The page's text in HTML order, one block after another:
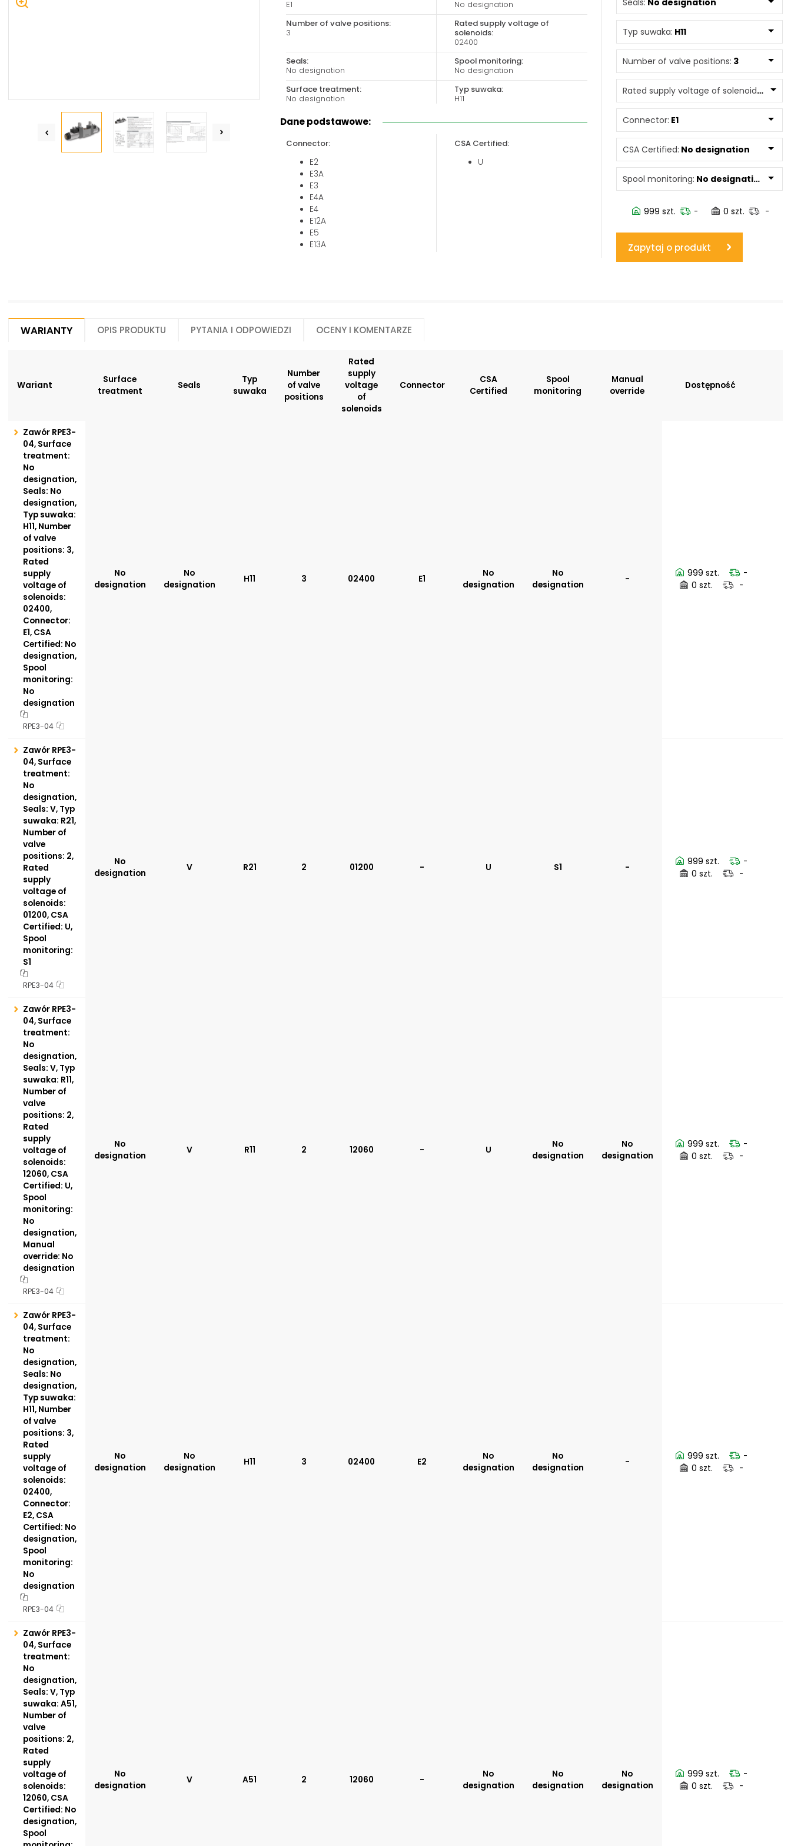
+48 535 424 483
PN-PT: 7:00 - 16:00
Magazyn 24H:
+48 665 001 770
www.powerhydraulics.eu
Engineering for motion
E1
No designation
Number of valve positions:
3
Rated supply voltage of
solenoids:
02400
Seals:
No designation
Spool monitoring:
No designation
Surface treatment:
No designation
Typ suwaka:
H11
Valve size:
04
Dane podstawowe:
Connector:
E2
E3A
E3
E4A
E4
E12A
E5
E13A
CSA Certified:
U
N4
Rated supply voltage of solenoids:
01200
V
Seals: No designation
Typ suwaka: H11
Number of valve positions: 3
Rated supply voltage of solenoids:
Connector: E1
CSA Certified: No designation
Spool monitoring: No designation
999 szt. - 0 szt. -
Zapytaj o produkt
Warianty Opis produktu Pytania i odpowiedzi Oceny i komentarze
Wariant
Surface
treatment
Seals
Typ
suwaka
Number
of valve
positions
Rated
supply
voltage
of
solenoids
Connector
CSA
Certified
Spool
monitoring
Manual
override
Dostępność
Zawór RPE3-
04, Surface
treatment:
No
designation,
Seals: No
designation,
Typ suwaka:
H11, Number
of valve
positions: 3,
Rated
supply
voltage of
solenoids:
02400,
Connector:
E1, CSA
Certified: No
designation,
Spool
monitoring:
No
designation
RPE3-04
No
designation
No
designation
H11 3 02400 E1
No
designation
No
designation
-
999 szt.
-
0 szt.
-
Zawór RPE3-
04, Surface
treatment:
No
designation,
Seals: V, Typ
suwaka: R21,
Number of
valve
positions: 2,
Rated
supply
voltage of
solenoids:
01200, CSA
Certified: U,
Spool
monitoring:
S1
RPE3-04
No
designation
V R21 2 01200 - U S1 -
999 szt.
-
0 szt.
-
Zawór RPE3-
04, Surface
treatment:
No
designation,
Seals: V, Typ
suwaka: R11,
Number of
valve
positions: 2,
Rated
supply
voltage of
solenoids:
12060, CSA
Certified: U,
Spool
monitoring:
No
designation,
Manual
override: No
designation
RPE3-04
No
designation
V R11 2 12060 - U
No
designation
No
designation
999 szt.
-
0 szt.
-
Zawór RPE3-
04, Surface
treatment:
No
designation,
Seals: No
designation,
Typ suwaka:
H11, Number
of valve
positions: 3,
Rated
supply
voltage of
solenoids:
02400,
Connector:
E2, CSA
Certified: No
designation,
Spool
monitoring:
No
designation
RPE3-04
No
designation
No
designation
H11 3 02400 E2
No
designation
No
designation
-
999 szt.
-
0 szt.
-
Zawór RPE3-
04, Surface
treatment:
No
designation,
Seals: V, Typ
suwaka: A51,
Number of
valve
positions: 2,
Rated
supply
voltage of
solenoids:
12060, CSA
Certified: No
designation,
Spool
No
designation
V A51 2 12060 -
No
designation
No
designation
No
designation
999 szt.
-
0 szt.
-